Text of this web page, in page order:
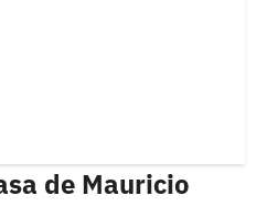
de Mauricio